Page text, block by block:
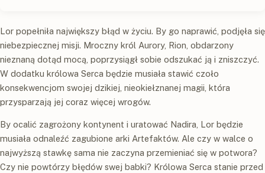
Lor popełniła największy błąd w życiu. By go naprawić, podjęła się
niebezpiecznej misji. Mroczny król Aurory, Rion, obdarzony
nieznaną dotąd mocą, poprzysiągł sobie odszukać ją i zniszczyć.
W dodatku królowa Serca będzie musiała stawić czoło
konsekwencjom swojej dzikiej, nieokiełznanej magii, która
przysparzają jej coraz więcej wrogów.
By ocalić zagrożony kontynent i uratować Nadira, Lor będzie
musiała odnaleźć zagubione arki Artefaktów. Ale czy w walce o
najwyższą stawkę sama nie zaczyna przemieniać się w potwora?
Czy nie powtórzy błędów swej babki? Królowa Serca stanie przed